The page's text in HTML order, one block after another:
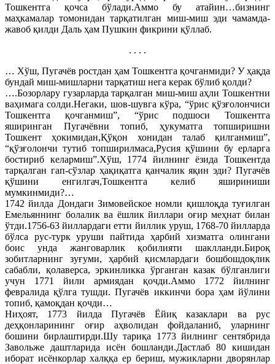
Тошкентга қочса бўлади.Аммо бу атайин…бизнинг
маҳкамалар томонидан тарқатилган миш-миш эди чамамда-
жавоб қилди Даль ҳам Пушкин фикрини қўллаб.
. . . .
… Хўш, Пугачёв ростдан ҳам Тошкентга қочганмиди? У ҳақда
бундай миш-мишларни тарқатиш нега керак бўлиб қолди?
….Бозорлару гузарларда тарқалган миш-миш аҳли Тошкентни
ваҳимага солди.Негаки, шов-шувга кўра, “ўрис қўзғолончиси
Тошкентга қочганмиш”, “ўрис подшоси Тошкентга
яширинган Пугачёвни топиб, ҳукуматга топширишни
Тошкент ҳокимидан,Қўқон хонидан талаб қилганмиш”,
“қўзғолончи тутиб топширилмаса,Русия қўшини бу ерларга
бостириб келармиш”.Хўш, 1774 йилнинг ёзида Тошкентда
тарқалган гап-сўзлар ҳақиқатга қанчалик яқин эди? Пугачёв
қўшини енгилгач,Тошкентга келиб яшириниши
мумкинмиди?…
1742 йилда Дондаги Зимовейское номли қишлоқда туғилган
Емельяннинг болалик ва ёшлик йиллари оғир меҳнат билан
ўтди.1756-63 йиллардаги етти йиллик уруш, 1768-70 йилларда
бўлса рус-турк уруши пайтида ҳарбий хизматга олингани
боис унда жанговарлик қобилияти шаклланди.Бироқ
зобитларнинг зуғуми, ҳарбий қисмлардаги бошбошдоқлик
сабабли, қолаверса, эркинликка ўрганган казак бўлганлиги
учун 1771 йили армиядан қочди.Аммо 1772 йилнинг
февралида қўлга тушди. Пугачёв иккинчи бора ҳам йўлини
топиб, қамоқдан қочди…
Ниҳоят, 1773 йилда Пугачёв Ёйиқ казаклари ва рус
деҳқонларининг оғир аҳволидан фойдаланиб, уларнинг
бошини бирлаштирди.Шу тариқа 1773 йилнинг сентябрида
Завольже даштларида исён бошланди.Дастлаб 80 кишидан
иборат исёнкорлар халққа ер бериш, мужикларни дворянлар